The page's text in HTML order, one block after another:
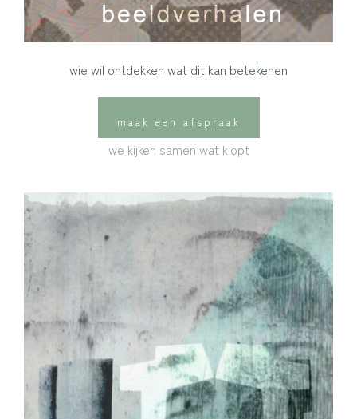
wie wil ontdekken wat dit kan betekenen
maak een afspraak
we kijken samen wat klopt